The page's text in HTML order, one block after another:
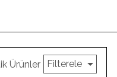
Ürünler Filterele